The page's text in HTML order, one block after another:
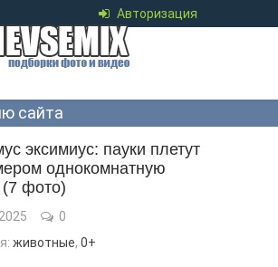
Авторизация
сайта
эксимиус: пауки плетут
однокомнатную
(7 фото)
0
животные, 0+